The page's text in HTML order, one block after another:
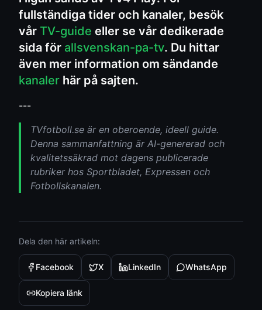
fullständiga tider och kanaler, besök
vår TV-guide eller se vår dedikerade
sida för allsvenskan-pa-tv. Du hittar
även mer information om sändande
kanaler här på sajten.
---
TVfotboll.se är en oberoende, ideell guide.
Denna sammanfattning är AI-genererad och
kvalitetssäkrad mot dagens publicerade
rubriker hos Sportbladet, Expressen och
Fotbollskanalen.
Dela den här artikeln:
Facebook X LinkedIn WhatsApp
Kopiera länk